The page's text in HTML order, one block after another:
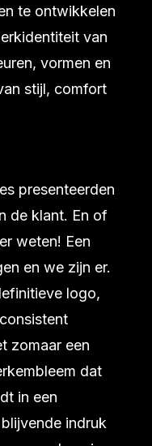
te ontwikkelen
van
vormen en
stijl, comfort
presenteerden
de klant. En of
weten! Een
en we zijn er.
logo,
zomaar een
dat
in een
indruk